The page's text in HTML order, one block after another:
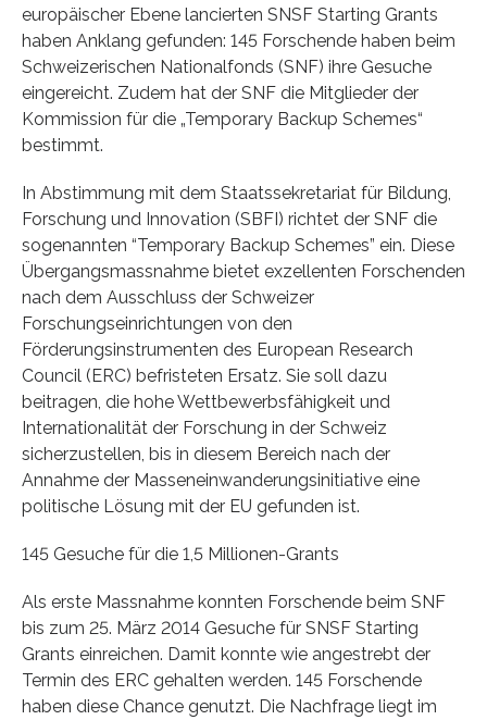
europäischer Ebene lancierten SNSF Starting Grants
haben Anklang gefunden: 145 Forschende haben beim
Schweizerischen Nationalfonds (SNF) ihre Gesuche
eingereicht. Zudem hat der SNF die Mitglieder der
Kommission für die „Temporary Backup Schemes“
bestimmt.
In Abstimmung mit dem Staatssekretariat für Bildung,
Forschung und Innovation (SBFI) richtet der SNF die
sogenannten “Temporary Backup Schemes” ein. Diese
Übergangsmassnahme bietet exzellenten Forschenden
nach dem Ausschluss der Schweizer
Forschungseinrichtungen von den
Förderungsinstrumenten des European Research
Council (ERC) befristeten Ersatz. Sie soll dazu
beitragen, die hohe Wettbewerbsfähigkeit und
Internationalität der Forschung in der Schweiz
sicherzustellen, bis in diesem Bereich nach der
Annahme der Masseneinwanderungsinitiative eine
politische Lösung mit der EU gefunden ist.
145 Gesuche für die 1,5 Millionen-Grants
Als erste Massnahme konnten Forschende beim SNF
bis zum 25. März 2014 Gesuche für SNSF Starting
Grants einreichen. Damit konnte wie angestrebt der
Termin des ERC gehalten werden. 145 Forschende
haben diese Chance genutzt. Die Nachfrage liegt im